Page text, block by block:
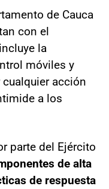
de Cauca
con el
la
móviles y
acción
a los
parte del Ejército
de alta
de respuesta